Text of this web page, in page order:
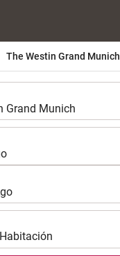
The Westin Grand Munich
Habitación